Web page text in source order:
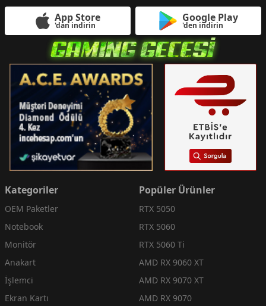
App Store
'dan indirin
Google Play
'den indirin
Kategoriler
OEM Paketler
Notebook
Monitör
Anakart
İşlemci
Ekran Kartı
Popüler Ürünler
RTX 5050
RTX 5060
RTX 5060 Ti
AMD RX 9060 XT
AMD RX 9070 XT
AMD RX 9070